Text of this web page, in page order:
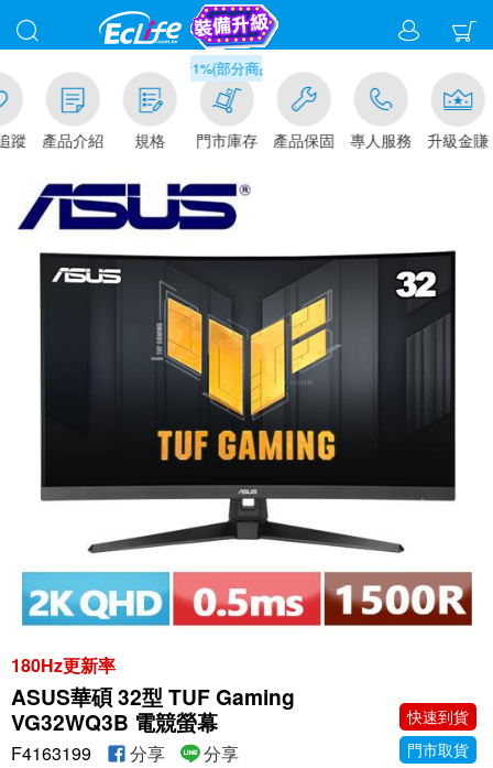
蹤 產品介紹 規格
滿千元門市取貨現折1%(部分商品不適用)-請點我看
門市庫存 產品保固 專人服務 升級金賺
180Hz更新率
ASUS華碩 32型 TUF Gaming
VG32WQ3B 電競螢幕
快速到貨
門市取貨
F4163199 分享 分享